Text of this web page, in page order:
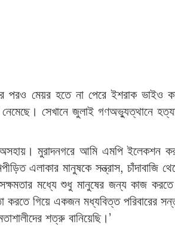
পরও মেয়র হতে না পেরে ইশরাক ভাইও
সেখানে জুলাই গণঅভ্যুত্থানে
অসহায়। মুরাদনগরে আমি এমপি ইলেকশন
এলাকার মানুষকে সন্ত্রাস, চাঁদাবাজি
মধ্যে শুধু মানুষের জন্য কাজ করতে
গিয়ে একজন মধ্যবিত্ত পরিবারের
শত্রু বানিয়েছি।’